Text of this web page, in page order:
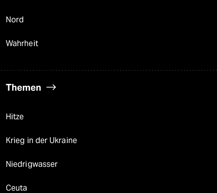
Nord
Wahrheit
Themen
Hitze
Krieg in der Ukraine
Niedrigwasser
Ceuta